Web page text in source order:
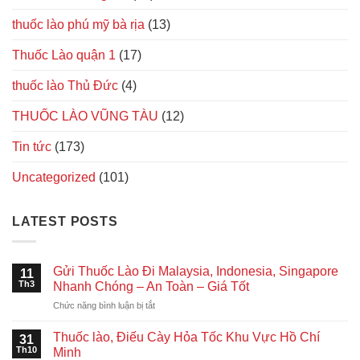
thuốc lào phú mỹ bà rịa (13)
Thuốc Lào quận 1 (17)
thuốc lào Thủ Đức (4)
THUỐC LÀO VŨNG TÀU (12)
Tin tức (173)
Uncategorized (101)
LATEST POSTS
11
Th3
Gửi Thuốc Lào Đi Malaysia, Indonesia, Singapore
Nhanh Chóng – An Toàn – Giá Tốt
Chức năng bình luận bị tắtở
Thuốc
Lào
31
Th10
Thuốc lào, Điếu Cày Hỏa Tốc Khu Vực Hồ Chí
Minh